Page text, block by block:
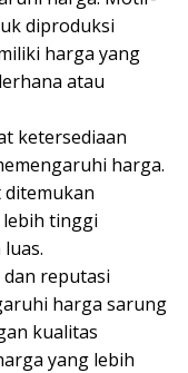
diproduksi
harga yang
atau
ketersediaan
harga.
tinggi
dan reputasi
harga sarung
kualitas
yang lebih